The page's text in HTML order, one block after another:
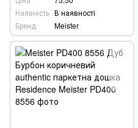
Наявність В наявності
Бренд
Meister